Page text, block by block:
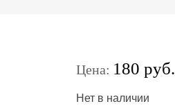
Цена: 180 руб.
Нет в наличии